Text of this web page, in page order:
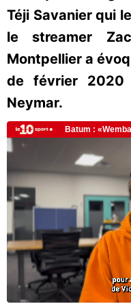
Téji Savanier qui
le streamer
Montpellier a
de février
Neymar.